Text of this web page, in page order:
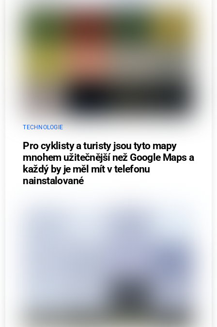
TECHNOLOGIE
Pro cyklisty a turisty jsou tyto mapy
mnohem užitečnější než Google Maps a
každý by je měl mít v telefonu
nainstalované